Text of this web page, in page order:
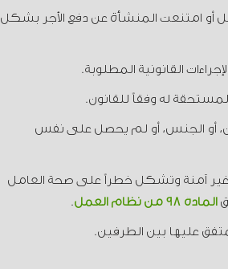
أو امتنعت المنشأة عن دفع الأجر بشكل
القانونية المطلوبة.
له وفقاً للقانون.
أو الجنس، أو لم يحصل على نفس
غير آمنة وتشكل خطراً على صحة العامل
المادة 98 من نظام العمل .
عليها بين الطرفين.